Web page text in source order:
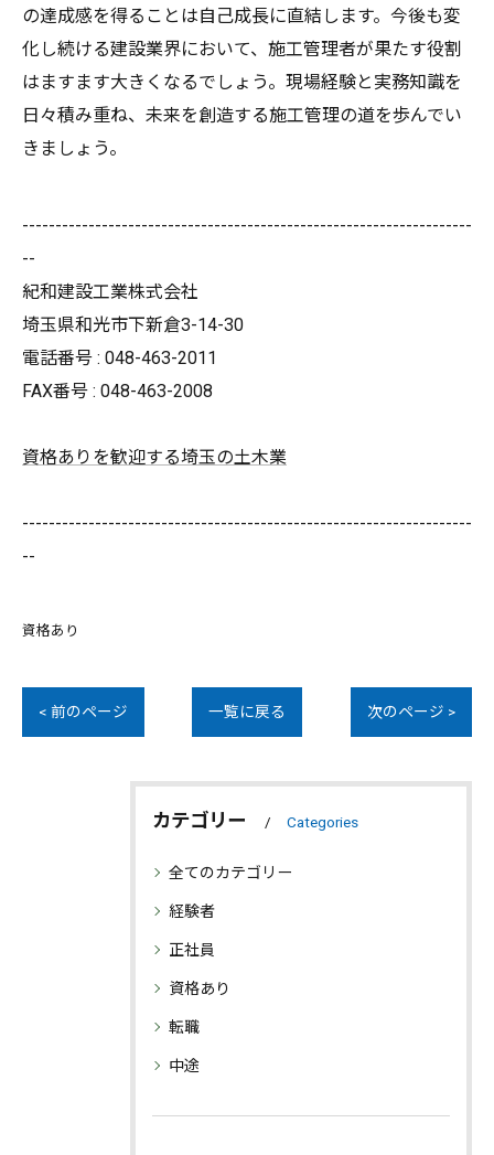
の達成感を得ることは自己成長に直結します。今後も変
化し続ける建設業界において、施工管理者が果たす役割
はますます大きくなるでしょう。現場経験と実務知識を
日々積み重ね、未来を創造する施工管理の道を歩んでい
きましょう。
--------------------------------------------------------------------
--
紀和建設工業株式会社
埼玉県和光市下新倉3-14-30
電話番号 : 048-463-2011
FAX番号 : 048-463-2008
資格ありを歓迎する埼玉の土木業
--------------------------------------------------------------------
--
資格あり
< 前のページ 一覧に戻る 次のページ >
カテゴリー Categories
全てのカテゴリー
経験者
正社員
資格あり
転職
中途